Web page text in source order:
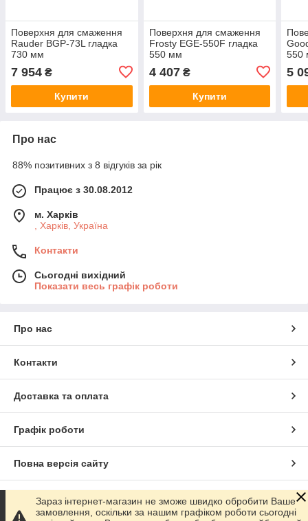
Поверхня для смаження
Rauder BGP-73L гладка
730 мм
7 954 ₴
Купити
Поверхня для смаження
Frosty EGE-550F гладка
550 мм
4 407₴
Купити
550
5
Про нас
88% позитивних з 8 відгуків за рік
Працює з 30.08.2012
м. Харків
, Харків, Україна
Контакти
Сьогодні вихідний
Показати весь графік роботи
Про нас
Контакти
Доставка та оплата
Графік роботи
Повна версія сайту
Сайт створено на маркетплейсі
Зараз інтернет-магазин не зможе швидко обробити Ваше
замовлення, оскільки за нашим графіком роботи сьогодні